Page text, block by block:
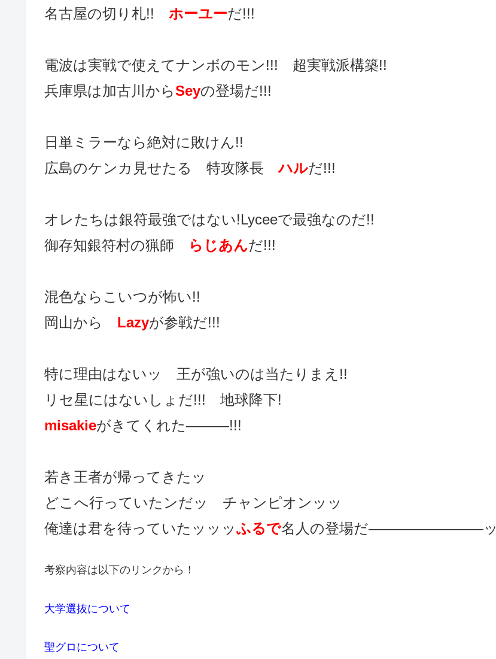
名古屋の切り札!! ホーユーだ!!!
電波は実戦で使えてナンボのモン!!! 超実戦派構築!!
兵庫県は加古川からSeyの登場だ!!!
日単ミラーなら絶対に敗けん!!
広島のケンカ見せたる 特攻隊長ハルだ!!!
オレたちは銀符最強ではない!Lyceeで最強なのだ!!
御存知銀符村の猟師
らじあんだ!!!
混色ならこいつが怖い!!
岡山から Lazyが参戦だ!!!
特に理由はないッ 王が強いのは当たりまえ!!
リセ星にはないしょだ!!! 地球降下!
misakieがきてくれた―――!!!
若き王者が帰ってきたッ
どこへ行っていたンだッ チャンピオンッッ
俺達は君を待っていたッッッふるで名人の登場だ――――――――ッ
考察内容は以下のリンクから！
大学選抜について
聖グロについて